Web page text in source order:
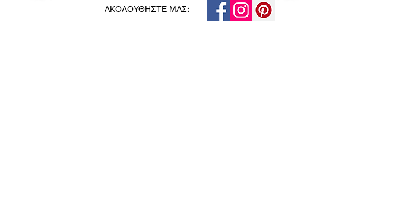
ΑΚΟΛΟΥΘΗΣΤΕ ΜΑΣ: